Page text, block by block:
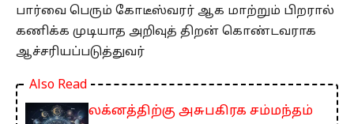
பார்வை பெரும் கோடீஸ்வரர் ஆக மாற்றும் பிறரால்
கணிக்க முடியாத அறிவுத் திறன் கொண்டவராக
ஆச்சரியப்படுத்துவர்
Also Read
லக்னத்திற்கு அசுபகிரக சம்மந்தம்